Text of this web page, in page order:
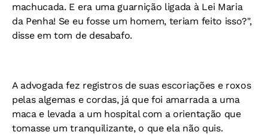
machucada. E era uma guarnição ligada à Lei Maria
da Penha! Se eu fosse um homem, teriam feito isso?",
disse em tom de desabafo.
A advogada fez registros de suas escoriações e roxos
pelas algemas e cordas, já que foi amarrada a uma
maca e levada a um hospital com a orientação que
tomasse um tranquilizante, o que ela não quis.